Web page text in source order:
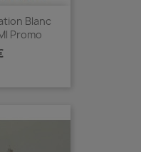
Blanc
Promo